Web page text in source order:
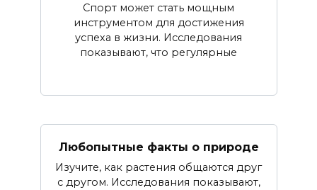
Спорт может стать мощным
инструментом для достижения
успеха в жизни. Исследования
показывают, что регулярные
Любопытные факты о природе
Изучите, как растения общаются друг
с другом. Исследования показывают,